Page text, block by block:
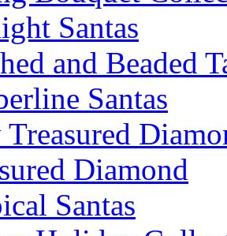
Santas
and Beaded
Santas
Diamond
Santas